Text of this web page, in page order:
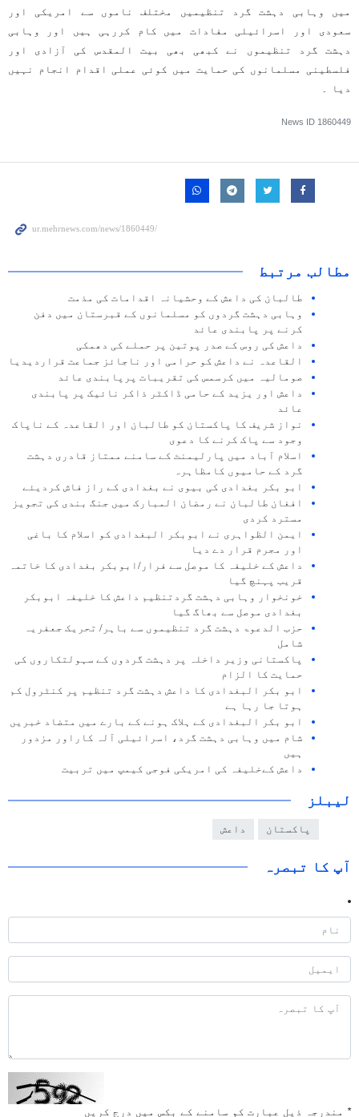
میں وہابی دہشت گرد تنظیمیں مختلف ناموں سے امریکی اور
سعودی اور اسرائیلی مفادات میں کام کررہی ہیں اور وہابی
دہشت گرد تنظیموں نے کبھی بھی بیت المقدس کی آزادی اور
فلسطینی مسلمانوں کی حمایت میں کوئی عملی اقدام انجام نہیں
دیا ۔
News ID 1860449
مطالب مرتبط
طالبان کی داعش کے وحشیانہ اقدامات کی مذمت
وہابی دہشت گردوں کو مسلمانوں کے قبرستان میں دفن
کرنے پر پابندی عائد
داعش کی روس کے صدر پوتین پر حملے کی دھمکی
القاعدہ نے داعش کو حرامی اور ناجائز جماعت قراردیدیا
صومالیہ میں کرسمس کی تقریبات پرپابندی عائد
داعش اور یزید کے حامی ڈاکٹر ذاکر نائیک پر پابندی
عائد
نواز شریف کا پاکستان کو طالبان اور القاعدہ کے ناپاک
وجود سے پاک کرنے کا دعوی
اسلام آباد میں پارلیمنٹ کے سامنے ممتاز قادری دہشت
گرد کے حامیوں کامظاہرہ
ابو بکر بغدادی کی بیوی نے بغدادی کے راز فاش کردیئے
افغان طالبان نے رمضان المبارک میں جنگ بندی کی تجویز
مسترد کردی
ایمن الظواہری نے ابوبکر البغدادی کو اسلام کا باغی
اور مجرم قرار دے دیا
داعش کے خلیفہ کا موصل سے فرار/ابوبکر بغدادی کا خاتمہ
قریب پہنچ گیا
خونخوار وہابی دہشت گردتنظیم داعش کا خلیفہ ابوبکر
بغدادی موصل سے بھاگ گیا
حزب الدعوۃ دہشت گرد تنظیموں سے باہر/ تحریک جعفریہ
شامل
پاکستانی وزیر داخلہ پر دہشت گردوں کے سہولتکاروں کی
حمایت کا الزام
ابو بکر البغدادی کا داعش دہشت گرد تنظیم پر کنٹرول کم
ہوتا جا رہا ہے
ابو بکر البغدادی کے ہلاک ہونے کے بارے میں متضاد خبریں
شام میں وہابی دہشت گرد، اسرائیلی آلہ کاراور مزدور
ہیں
داعش کےخلیفہ کی امریکی فوجی کیمپ میں تربیت
لیبلز
پاکستان داعش
آپ کا تبصرہ
* مندرجہ ذیل عبارت کو سامنے کے بکس میں درج کریں